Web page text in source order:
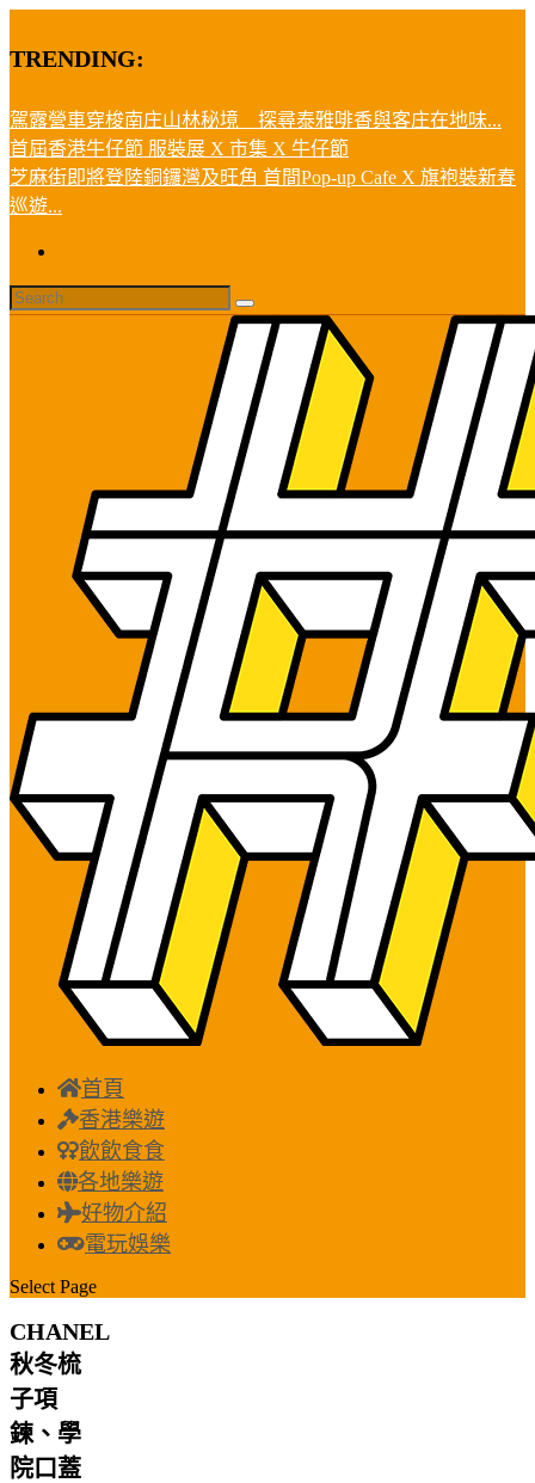
TRENDING:
駕露營車穿梭南庄山林秘境 探尋泰雅啡香與客庄在地味...
首屆香港牛仔節 服裝展 X 市集 X 牛仔節
芝麻街即將登陸銅鑼灣及旺角 首間Pop-up Cafe X 旗袍裝新春
巡遊...
首頁
香港樂遊
飲飲食食
各地樂遊
好物介紹
電玩娛樂
Select Page
CHANEL
秋冬梳
子項
鍊、學
院口蓋